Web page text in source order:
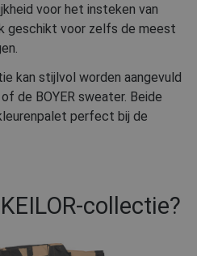
voor het insteken van
geschikt voor zelfs de meest
kan stijlvol worden aangevuld
de BOYER sweater. Beide
perfect bij de
collectie?